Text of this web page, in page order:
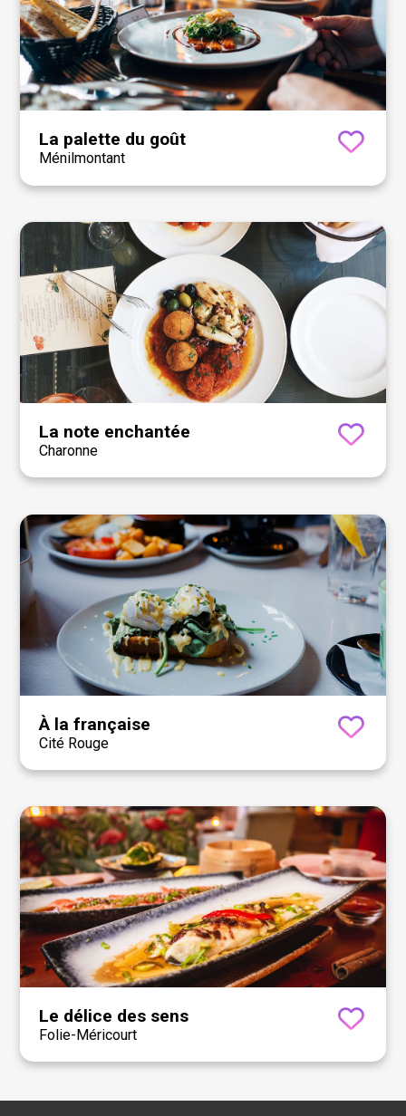
La palette du goût
Ménilmontant
La note enchantée
Charonne
À la française
Cité Rouge
Le délice des sens
Folie-Méricourt